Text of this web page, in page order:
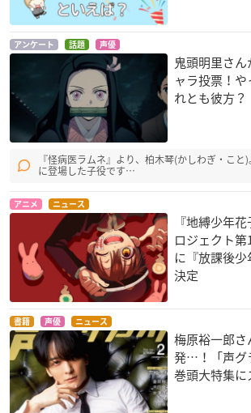
タブー・タトゥー
アリヤバータ
僕だけがいない街
ヒロミ
劇場版 鬼滅の刃 無限
竈門禰豆子
DEEMO サクラノオ
ト-あなたの奏でた音
が、今も響く-
サニア
虫籠のカガステル
リジー
アンケート 話題 声優
鬼頭明里さ
ャラ投票！
れとも彼方？
『怪病医ラムネ』より、柏木琴(かしわぎ・こ
に登場した子役です…
アニメ ニュース
『地縛少年
ロジェクト第
に『放課後
決定
書籍 声優 ニュース
梅原裕一郎
発…！「声グ
巻頭大特集